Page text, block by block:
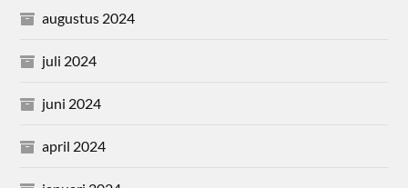
augustus 2024
juli 2024
juni 2024
april 2024